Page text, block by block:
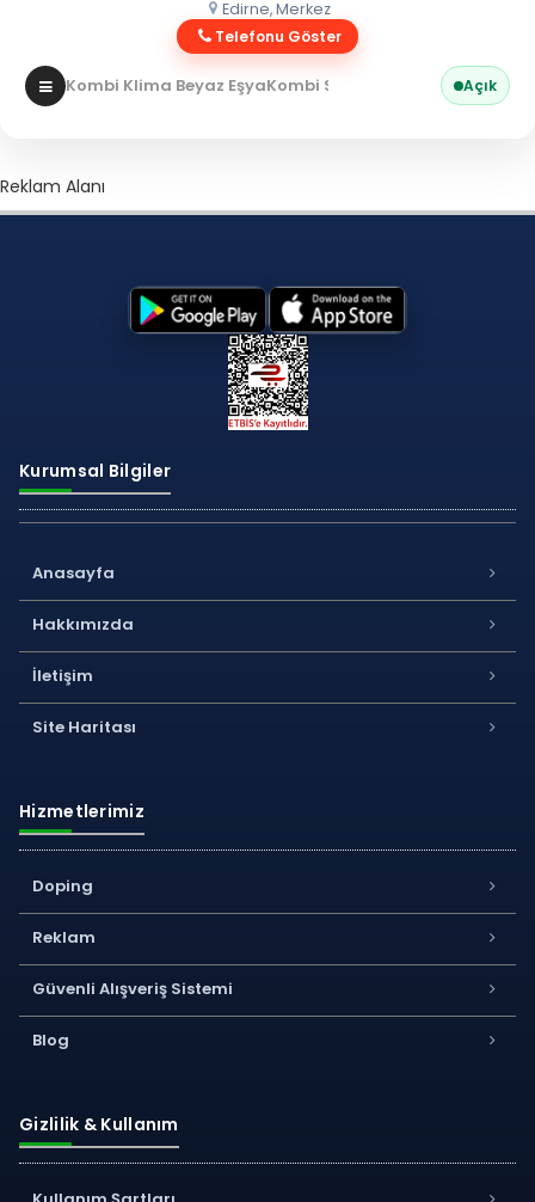
Edirne, Merkez
Telefonu Göster
Kombi Klima Beyaz EşyaKombi Servisi Açık
Reklam Alanı
Kurumsal Bilgiler
Anasayfa
Hakkımızda
İletişim
Site Haritası
Hizmetlerimiz
Doping
Reklam
Güvenli Alışveriş Sistemi
Blog
Gizlilik & Kullanım